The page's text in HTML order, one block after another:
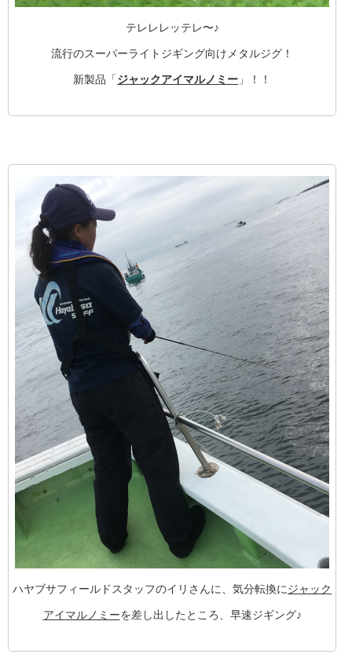
テレレレッテレ〜♪
流行のスーパーライトジギング向けメタルジグ！
新製品「ジャックアイマルノミー 」！！
ハヤブサフィールドスタッフのイリさんに、気分転換にジャック
アイマルノミーを差し出したところ、早速ジギング♪